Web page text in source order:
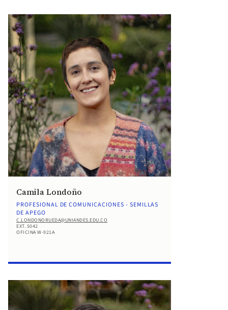
Camila Londoño
PROFESIONAL DE COMUNICACIONES - SEMILLAS
DE APEGO
C.LONDONORUEDA@UNIANDES.EDU.CO
EXT. 5042
OFICINA W-921A